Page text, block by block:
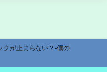
クが止まらない？-僕の